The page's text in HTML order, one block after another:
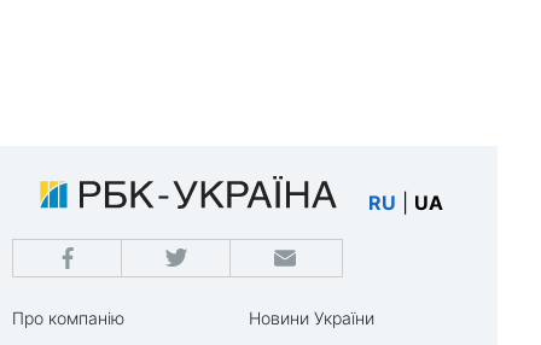
RU UA
Про компанію
Новини України